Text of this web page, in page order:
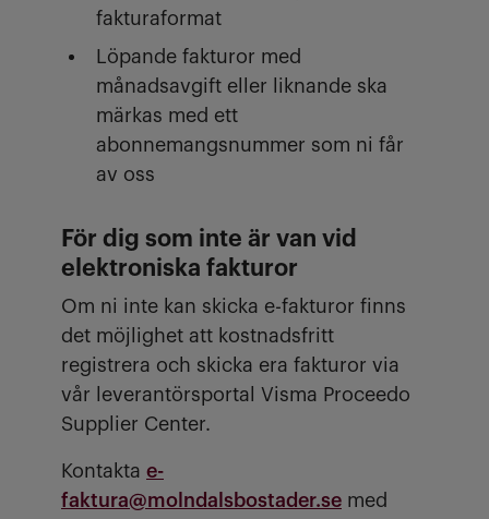
fakturaformat
Löpande fakturor med
månadsavgift eller liknande ska
märkas med ett
abonnemangsnummer som ni får
av oss
För dig som inte är van vid
elektroniska fakturor
Om ni inte kan skicka e-fakturor finns
det möjlighet att kostnadsfritt
registrera och skicka era fakturor via
vår leverantörsportal Visma Proceedo
Supplier Center.
Kontakta e-
faktura@molndalsbostader.se med